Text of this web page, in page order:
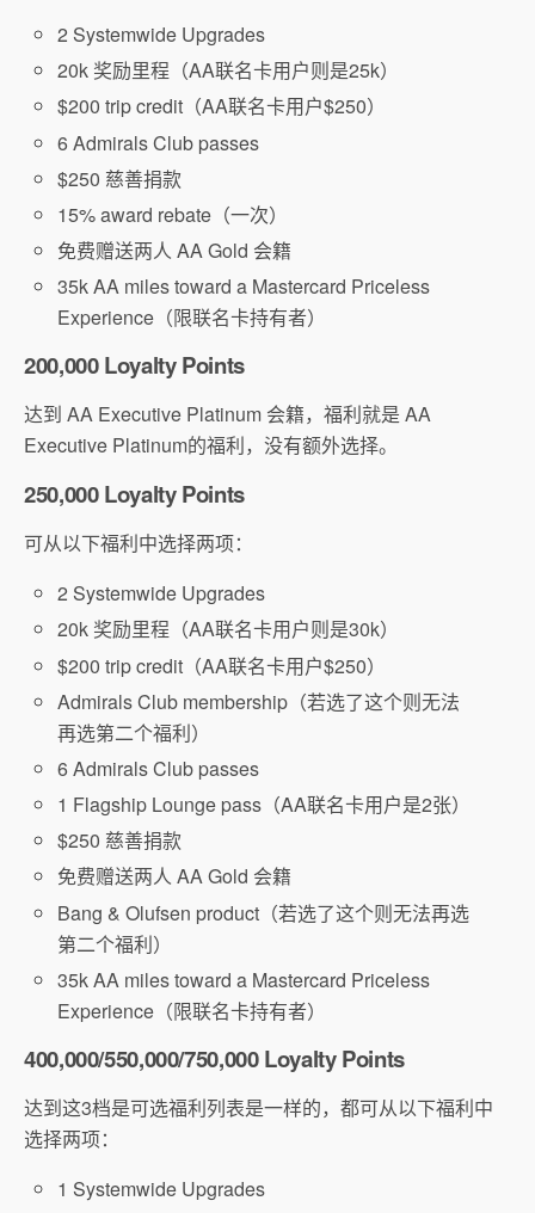
2 Systemwide Upgrades
20k 奖励里程（AA联名卡用户则是25k）
$200 trip credit（AA联名卡用户$250）
6 Admirals Club passes
$250 慈善捐款
15% award rebate（一次）
免费赠送两人 AA Gold 会籍
35k AA miles toward a Mastercard Priceless
Experience（限联名卡持有者）
200,000 Loyalty Points
达到 AA Executive Platinum 会籍，福利就是 AA
Executive Platinum的福利，没有额外选择。
250,000 Loyalty Points
可从以下福利中选择两项：
2 Systemwide Upgrades
20k 奖励里程（AA联名卡用户则是30k）
$200 trip credit（AA联名卡用户$250）
Admirals Club membership（若选了这个则无法
再选第二个福利）
6 Admirals Club passes
1 Flagship Lounge pass（AA联名卡用户是2张）
$250 慈善捐款
免费赠送两人 AA Gold 会籍
Bang & Olufsen product（若选了这个则无法再选
第二个福利）
35k AA miles toward a Mastercard Priceless
Experience（限联名卡持有者）
400,000/550,000/750,000 Loyalty Points
达到这3档是可选福利列表是一样的，都可从以下福利中
选择两项：
1 Systemwide Upgrades